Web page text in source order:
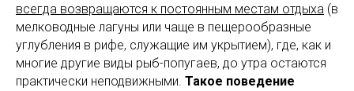
всегда возвращаются к постоянным местам отдыха (в
мелководные лагуны или чаще в пещерообразные
углубления в рифе, служащие им укрытием), где, как и
многие другие виды рыб-попугаев, до утра остаются
практически неподвижными. Такое поведение